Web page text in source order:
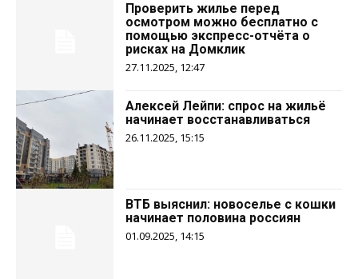
Проверить жилье перед
осмотром можно бесплатно с
помощью экспресс-отчёта о
рисках на Домклик
27.11.2025, 12:47
Алексей Лейпи: спрос на жильё
начинает восстанавливаться
26.11.2025, 15:15
ВТБ выяснил: новоселье с кошки
начинает половина россиян
01.09.2025, 14:15